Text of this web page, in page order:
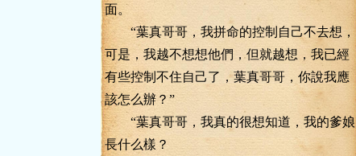
面。
“葉真哥哥，我拼命的控制自己不去想，
可是，我越不想想他們，但就越想，我已經
有些控制不住自己了，葉真哥哥，你說我應
該怎么辦？”
“葉真哥哥，我真的很想知道，我的爹娘
長什么樣？